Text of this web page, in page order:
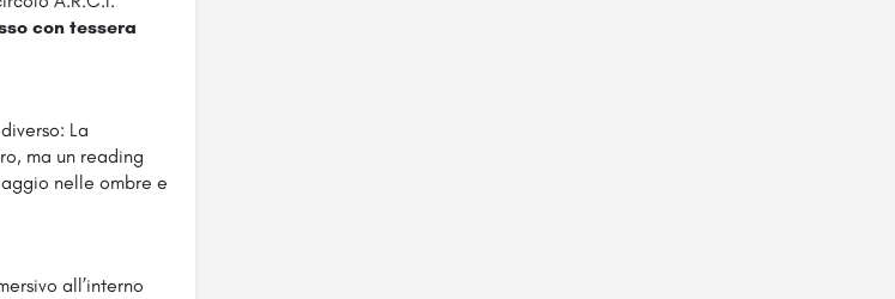
con tessera
La
ma un reading
nelle ombre e
all’interno